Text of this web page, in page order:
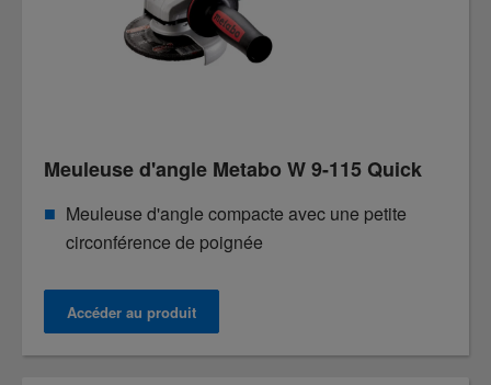
Meuleuse d'angle Metabo W 9-115 Quick
Meuleuse d'angle compacte avec une petite
circonférence de poignée
Accéder au produit